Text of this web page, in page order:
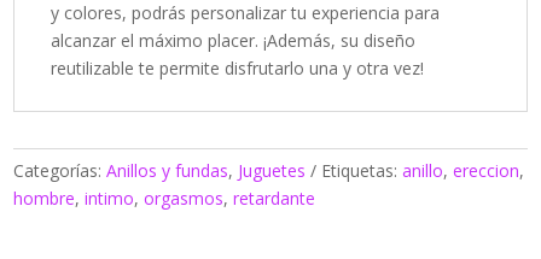
y colores, podrás personalizar tu experiencia para
alcanzar el máximo placer. ¡Además, su diseño
reutilizable te permite disfrutarlo una y otra vez!
Categorías:Anillos y fundas, Juguetes Etiquetas:anillo,ereccion,
hombre,intimo,orgasmos,retardante